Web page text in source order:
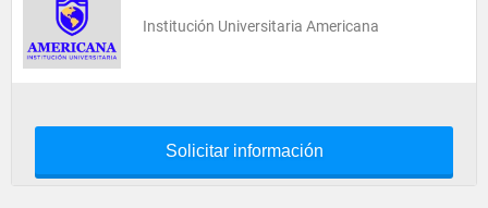
Institución Universitaria Americana
Solicitar información